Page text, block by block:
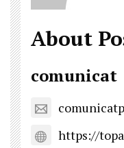
About
comunicat
https://